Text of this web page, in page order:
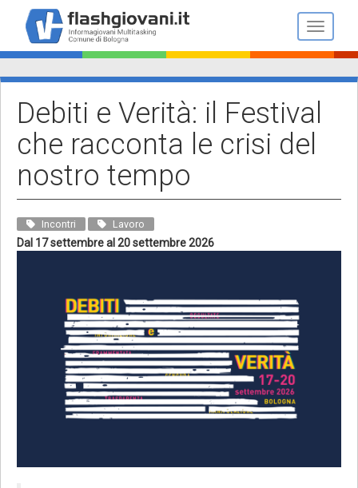
contenuto
principale
Toggle
Debiti e Verità: il Festival
che racconta le crisi del
nostro tempo
Incontri Lavoro
Dal 17 settembre al 20 settembre 2026